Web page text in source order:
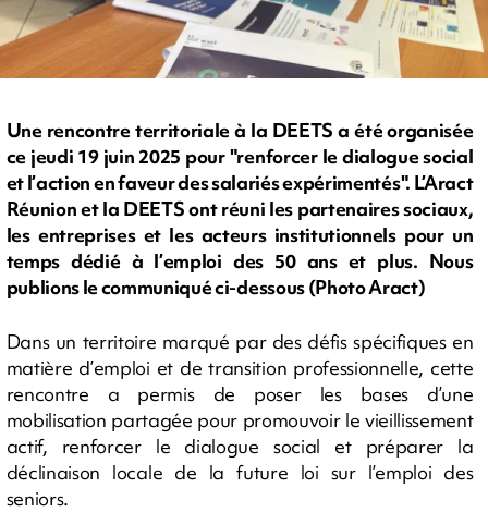
Une rencontre territoriale à la DEETS a été organisée
ce jeudi 19 juin 2025 pour "renforcer le dialogue social
et l’action en faveur des salariés expérimentés". L’Aract
Réunion et la DEETS ont réuni les partenaires sociaux,
les entreprises et les acteurs institutionnels pour un
temps dédié à l’emploi des 50 ans et plus. Nous
publions le communiqué ci-dessous (Photo Aract)
Dans un territoire marqué par des défis spécifiques en
matière d’emploi et de transition professionnelle, cette
rencontre a permis de poser les bases d’une
mobilisation partagée pour promouvoir le vieillissement
actif, renforcer le dialogue social et préparer la
déclinaison locale de la future loi sur l’emploi des
seniors.